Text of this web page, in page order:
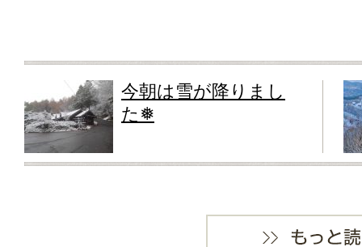
今朝は雪が降りまし
た❅